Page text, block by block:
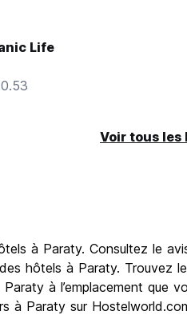
Life
Voir tous les
à Paraty. Consultez le
hôtels à Paraty. Trouvez
à l’emplacement que
à Paraty sur